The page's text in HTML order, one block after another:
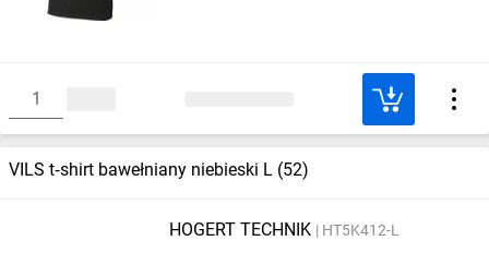
VILS t‑shirt bawełniany niebieski L (52)
HOGERT TECHNIK HT5K412-L